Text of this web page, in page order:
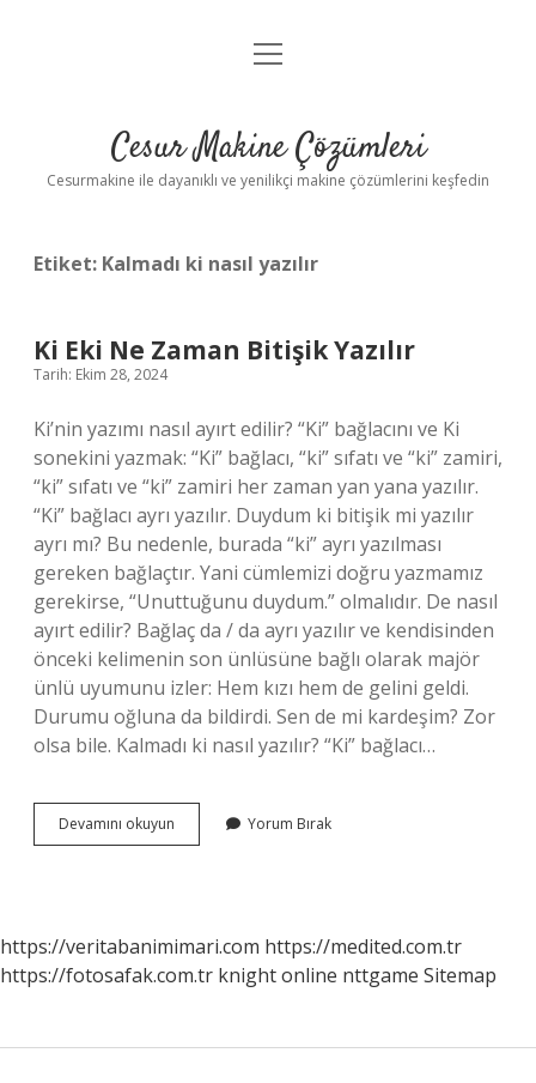
Anasayfa
Yasal Uyarı
menüyü
Cesur Makine Çözümleri
Cesurmakine ile dayanıklı ve yenilikçi makine çözümlerini keşfedin
Etiket: Kalmadı ki nasıl yazılır
Ki Eki Ne Zaman Bitişik Yazılır
Tarih: Ekim 28, 2024
Ki’nin yazımı nasıl ayırt edilir? “Ki” bağlacını ve Ki
sonekini yazmak: “Ki” bağlacı, “ki” sıfatı ve “ki” zamiri,
“ki” sıfatı ve “ki” zamiri her zaman yan yana yazılır.
“Ki” bağlacı ayrı yazılır. Duydum ki bitişik mi yazılır
ayrı mı? Bu nedenle, burada “ki” ayrı yazılması
gereken bağlaçtır. Yani cümlemizi doğru yazmamız
gerekirse, “Unuttuğunu duydum.” olmalıdır. De nasıl
ayırt edilir? Bağlaç da / da ayrı yazılır ve kendisinden
önceki kelimenin son ünlüsüne bağlı olarak majör
ünlü uyumunu izler: Hem kızı hem de gelini geldi.
Durumu oğluna da bildirdi. Sen de mi kardeşim? Zor
olsa bile. Kalmadı ki nasıl yazılır? “Ki” bağlacı…
Devamını okuyun
Eki
Yorum Bırak
https://veritabanimimari.com https://medited.com.tr
https://fotosafak.com.tr knight online nttgame Sitemap